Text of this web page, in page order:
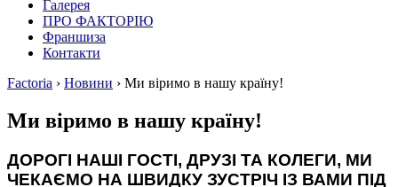
Галерея
ПРО ФАКТОРІЮ
Франшиза
Контакти
Factoria › Новини › Ми віримо в нашу країну!
Ми віримо в нашу країну!
ДОРОГІ НАШІ ГОСТІ, ДРУЗІ ТА КОЛЕГИ, МИ
ЧЕКАЄМО НА ШВИДКУ ЗУСТРІЧ ІЗ ВАМИ ПІД